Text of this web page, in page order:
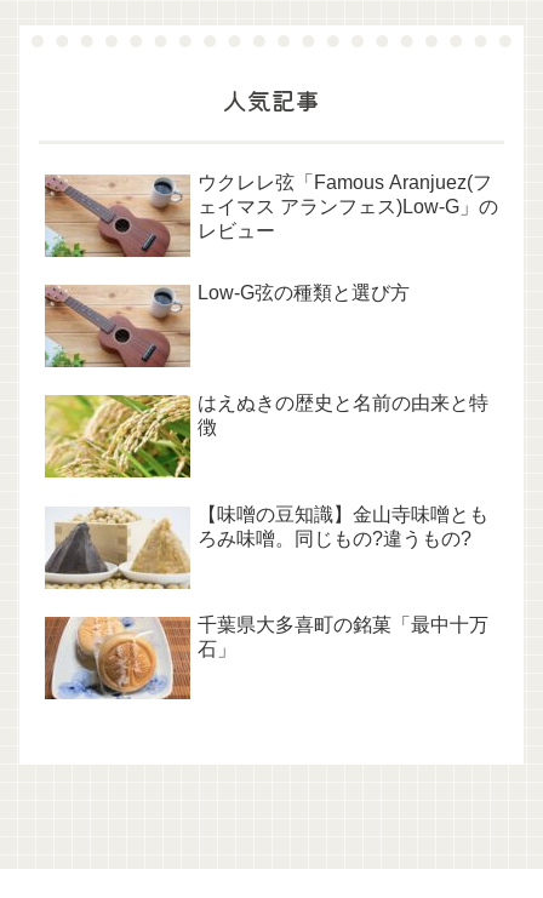
人気記事
ウクレレ弦「Famous Aranjuez(フ
ェイマス アランフェス)Low-G」の
レビュー
Low-G弦の種類と選び方
はえぬきの歴史と名前の由来と特
徴
【味噌の豆知識】金山寺味噌とも
ろみ味噌。同じもの?違うもの?
千葉県大多喜町の銘菓「最中十万
石」